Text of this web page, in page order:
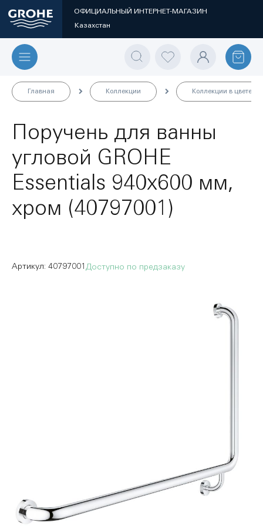
ОФИЦИАЛЬНЫЙ ИНТЕРНЕТ-МАГАЗИН
Казахстан
Главная Коллекции Коллекции в цвете
Поручень для ванны
угловой GROHE
Essentials 940x600 мм,
хром (40797001)
Доступно по предзаказу
40797001